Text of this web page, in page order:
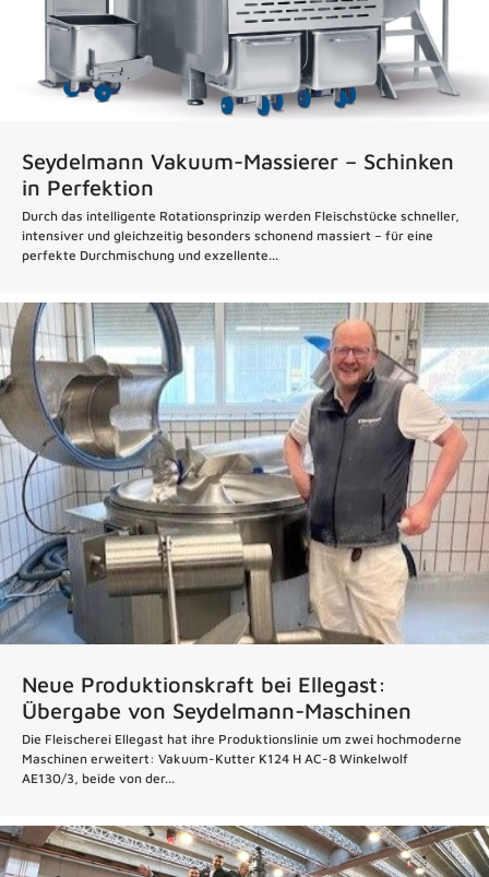
Seydelmann Vakuum-Massierer – Schinken
in Perfektion
Durch das intelligente Rotationsprinzip werden Fleischstücke schneller,
intensiver und gleichzeitig besonders schonend massiert – für eine
perfekte Durchmischung und exzellente...
Neue Produktionskraft bei Ellegast:
Übergabe von Seydelmann-Maschinen
Die Fleischerei Ellegast hat ihre Produktionslinie um zwei hochmoderne
Maschinen erweitert: Vakuum-Kutter K124 H AC-8 Winkelwolf
AE130/3, beide von der...